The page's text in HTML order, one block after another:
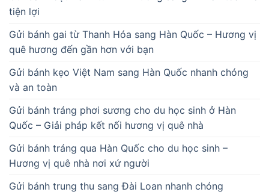
tiện lợi
Gửi bánh gai từ Thanh Hóa sang Hàn Quốc – Hương vị
quê hương đến gần hơn với bạn
Gửi bánh kẹo Việt Nam sang Hàn Quốc nhanh chóng
và an toàn
Gửi bánh tráng phơi sương cho du học sinh ở Hàn
Quốc – Giải pháp kết nối hương vị quê nhà
Gửi bánh tráng qua Hàn Quốc cho du học sinh –
Hương vị quê nhà nơi xứ người
Gửi bánh trung thu sang Đài Loan nhanh chóng